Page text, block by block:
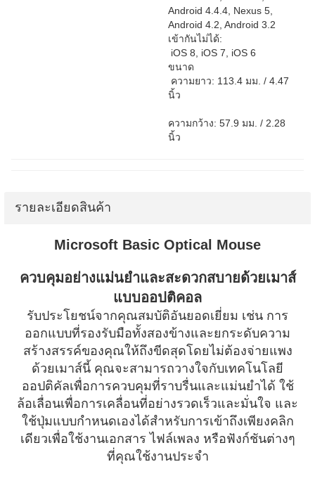
Android 4.4.4, Nexus 5,
Android 4.2, Android 3.2
เข้ากันไม่ได้:
iOS 8, iOS 7, iOS 6
ขนาด
ความยาว: 113.4 มม. / 4.47
นิ้ว
ความกว้าง: 57.9 มม. / 2.28
นิ้ว
รายละเอียดสินค้า
Microsoft Basic Optical Mouse
ควบคุมอย่างแม่นยำและสะดวกสบายด้วยเมาส์
แบบออปติคอล
รับประโยชน์จากคุณสมบัติอันยอดเยี่ยม เช่น การ
ออกแบบที่รองรับมือทั้งสองข้างและยกระดับความ
สร้างสรรค์ของคุณให้ถึงขีดสุดโดยไม่ต้องจ่ายแพง
ด้วยเมาส์นี้ คุณจะสามารถวางใจกับเทคโนโลยี
ออปติคัลเพื่อการควบคุมที่ราบรื่นและแม่นยำได้ ใช้
ล้อเลื่อนเพื่อการเคลื่อนที่อย่างรวดเร็วและมั่นใจ และ
ใช้ปุ่มแบบกำหนดเองได้สำหรับการเข้าถึงเพียงคลิก
เดียวเพื่อใช้งานเอกสาร ไฟล์เพลง หรือฟังก์ชันต่างๆ
ที่คุณใช้งานประจำ